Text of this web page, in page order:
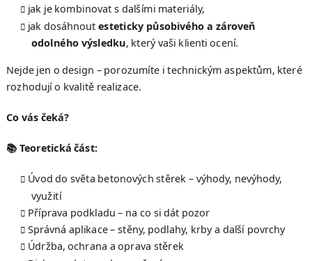
jak je kombinovat s dalšími materiály,
jak dosáhnoutesteticky působivého a zároveň
odolného výsledku, který vaši klienti ocení.
Nejde jen o design – porozumíte i technickým aspektům, které
rozhodují o kvalitě realizace.
Co vás čeká?
📚 Teoretická část:
Úvod do světa betonových stěrek – výhody, nevýhody,
využití
Příprava podkladu – na co si dát pozor
Správná aplikace – stěny, podlahy, krby a další povrchy
Údržba, ochrana a oprava stěrek